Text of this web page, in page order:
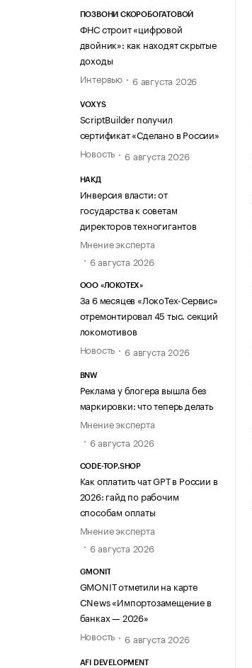
ПОЗВОНИ СКОРОБОГАТОВОЙ
ФНС строит «цифровой
двойник»: как находят скрытые
доходы
Интервью
6 августа 2026
VOXYS
ScriptBuilder получил
сертификат «Сделано в России»
Новость
6 августа 2026
НАКД
Инверсия власти: от
государства к советам
директоров техногигантов
Мнение эксперта
6 августа 2026
ООО «ЛОКОТЕХ»
За 6 месяцев «ЛокоТех-Сервис»
отремонтировал 45 тыс. секций
локомотивов
Новость
6 августа 2026
BNW
Реклама у блогера вышла без
маркировки: что теперь делать
Мнение эксперта
6 августа 2026
CODE-TOP.SHOP
Как оплатить чат GPT в России в
2026: гайд по рабочим
способам оплаты
Мнение эксперта
6 августа 2026
GMONIT
GMONIT отметили на карте
CNews «Импортозамещение в
банках — 2026»
Новость
6 августа 2026
AFI DEVELOPMENT